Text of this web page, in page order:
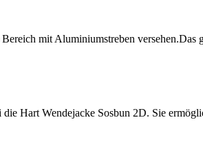
mit Aluminiumstreben
Hart Wendejacke Sosbun 2D. Sie